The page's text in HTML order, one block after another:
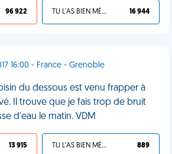
96 922 TU L'AS BIEN MÉRITÉ 16 944
16:00 - France - Grenoble
du dessous est venu frapper à
Il trouve que je fais trop de bruit
d'eau le matin. VDM
13 915 TU L'AS BIEN MÉRITÉ 889